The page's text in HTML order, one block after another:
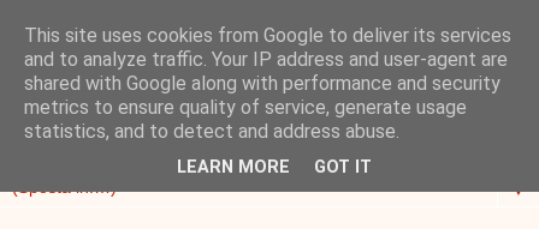
▼
This site uses cookies from Google to deliver its services
and to analyze traffic. Your IP address and user-agent are
shared with Google along with performance and security
metrics to ensure quality of service, generate usage
statistics, and to detect and address abuse.
LEARN MORE GOT IT